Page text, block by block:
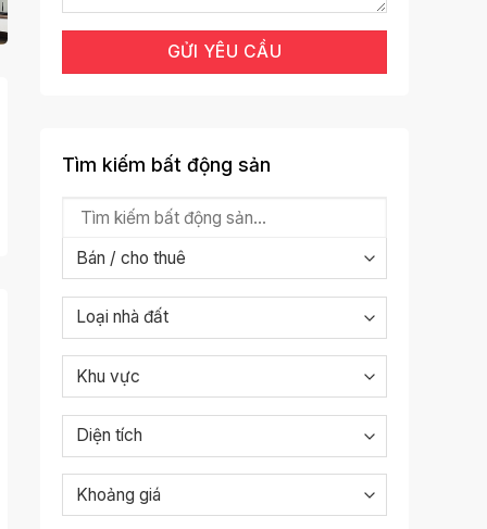
Tìm kiếm bất động sản